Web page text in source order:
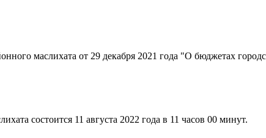
маслихата от 29 декабря 2021 года "О бюджетах
состоится 11 августа 2022 года в 11 часов 00 минут.